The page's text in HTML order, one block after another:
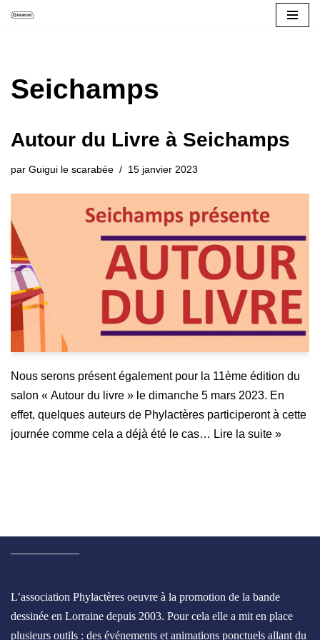
contenu
Seichamps
Autour du Livre à Seichamps
par Guigui le scarabée 15 janvier 2023
Nous serons présent également pour la 11ème édition du
salon « Autour du livre » le dimanche 5 mars 2023. En
effet, quelques auteurs de Phylactères participeront à cette
journée comme cela a déjà été le cas… Lire la suite »
L’association Phylactères oeuvre à la promotion de la bande
dessinée en Lorraine depuis 2003. Pour cela elle a mit en place
plusieurs outils : des événements et animations ponctuels allant du